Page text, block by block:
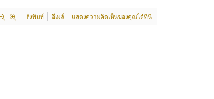
สั่งพิมพ์ อีเมล์ แสดงความคิดเห็นของคุณได้ที่นี่